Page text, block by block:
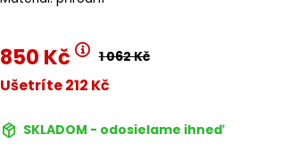
850 Kč 1 062 Kč
Ušetríte 212 Kč
SKLADOM - odosielame ihneď